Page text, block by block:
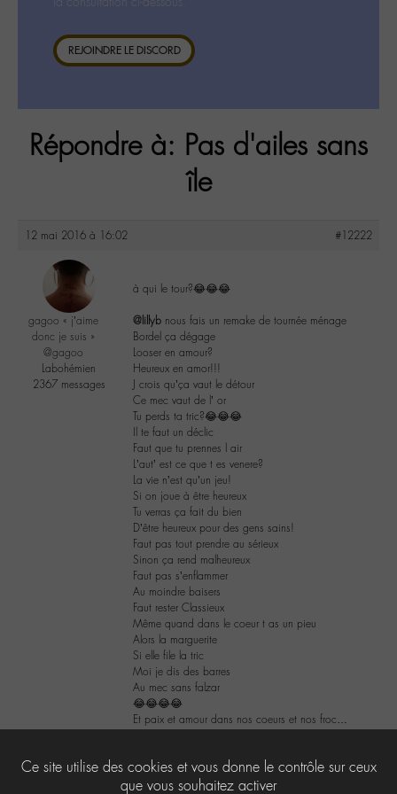
REJOINDRE LE DISCORD
Répondre à: Pas d'ailes sans
île
12 mai 2016 à 16:02 #12222
gagoo « j’aime
donc je suis »
@gagoo
Labohémien
2367 messages
à qui le tour?😂😂😂
@lillyb nous fais un remake de tournée ménage
Bordel ça dégage
Looser en amour?
Heureux en amor!!!
J crois qu’ça vaut le détour
Ce mec vaut de l’ or
Tu perds ta tric?😂😂😂
Il te faut un déclic
Faut que tu prennes l air
L’aut’ est ce que t es venere?
La vie n’est qu’un jeu!
Si on joue à être heureux
Tu verras ça fait du bien
D’être heureux pour des gens sains!
Faut pas tout prendre au sérieux
Sinon ça rend malheureux
Faut pas s’enflammer
Au moindre baisers
Faut rester Classieux
Même quand dans le coeur t as un pieu
Alors la marguerite
Si elle file la tric
Moi je dis des barres
Au mec sans falzar
😂😂😂😂
Et paix et amour dans nos coeurs et nos froc…
Ce site utilise des cookies et vous donne le contrôle sur ceux
que vous souhaitez activer